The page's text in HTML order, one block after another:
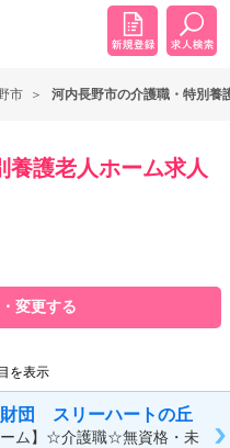
市 河内長野市の介護職・特別養
養護老人ホーム求人
変更する
を表示
団 スリーハートの丘
ーム】☆介護職☆無資格・未